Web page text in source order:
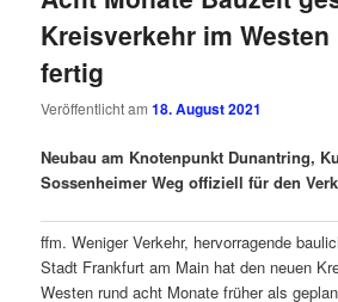
Kreisverkehr im
fertig
Veröffentlicht am18. August 2021
Neubau am Knotenpunkt Dunantring,
Sossenheimer Weg offiziell für den
ffm. Weniger Verkehr, hervorragende
Stadt Frankfurt am Main hat den neuen
Westen rund acht Monate früher als